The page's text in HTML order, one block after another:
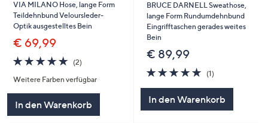
VIA MILANO Hose, lange Form
Teildehnbund Veloursleder-
Optik ausgestelltes Bein
€ 69,99
5.0
von
5
(2)2
Weitere Farben verfügbar
In den Warenkorb
BRUCE DARNELL Sweathose,
lange Form Rundumdehnbund
Eingrifftaschen gerades weites
Bein
€ 89,99
5.0
von
(1)1
In den Warenkorb